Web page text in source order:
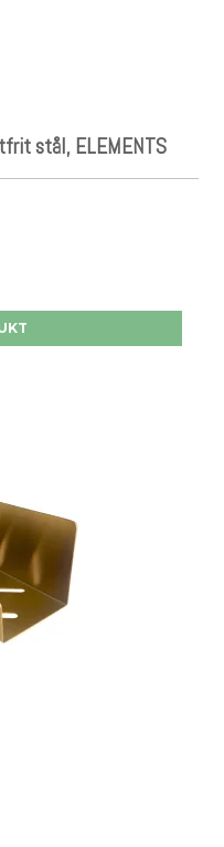
stål, ELEMENTS